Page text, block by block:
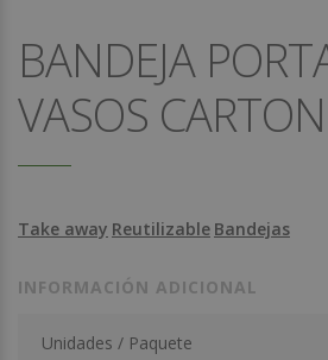
BANDEJA
VASOS
Take away Reutilizable Bandejas
INFORMACIÓN ADICIONAL
Unidades / Paquete